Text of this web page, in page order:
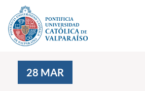
Click acá para ir directamente al contenido
Investigación, Creación e Innovación
28 MAR